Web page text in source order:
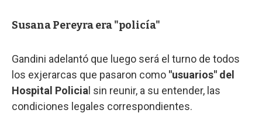
Susana Pereyra era "policía"
Gandini adelantó que luego será el turno de todos
los exjerarcas que pasaron como "usuarios" del
Hospital Policia l sin reunir, a su entender, las
condiciones legales correspondientes.